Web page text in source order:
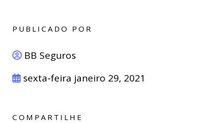
PUBLICADO POR
BB Seguros
sexta-feira janeiro 29, 2021
COMPARTILHE